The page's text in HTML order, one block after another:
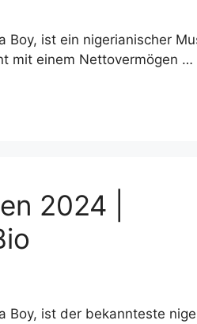
Boy, ist ein nigerianischer
mit einem Nettovermögen …
2024 |
Boy, ist der bekannteste